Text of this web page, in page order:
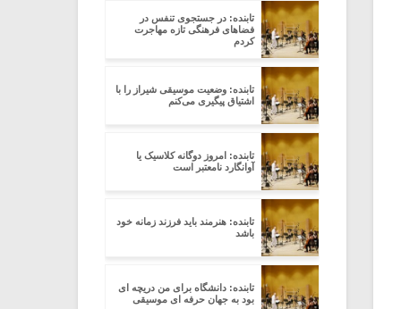
تابنده: در جستجوی تنفس در
فضاهای فرهنگی تازه مهاجرت
کردم
تابنده: وضعیت موسیقی شیراز را با
اشتیاق پیگیری می‌کنم
تابنده: امروز دوگانه کلاسیک یا
آوانگارد نامعتبر است
تابنده: هنرمند باید فرزند زمانه خود
باشد
تابنده: دانشگاه برای من دریچه ای
بود به جهان حرفه ای موسیقی